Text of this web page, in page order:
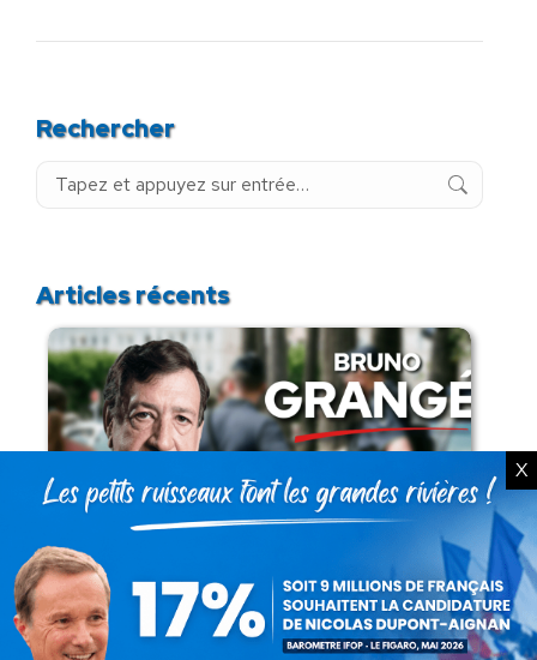
Rechercher
Recherche
Articles récents
armes par les forces de l’ordre
X